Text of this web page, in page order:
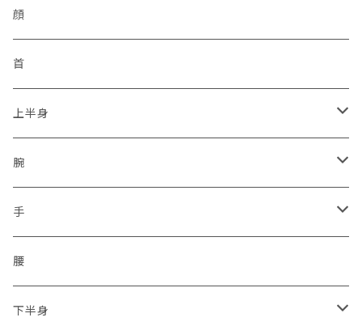
サイドジップ
コンバットソールパターン
タクティカルソールパターン
所属バッジ
反射
ラジオホルスター
ミリタリー
イヤフォン
シークレットサービス
セキュリティポリス
身分証ケース
本革
タテ型
腕章
差込プレート
刺繍
ソックス
車両
無線設備
九州管区
格言
災害復興ブランド「KOKONI KITE」
チャリTシャツ
2016.04.14九州「熊本地震」
2011.03.11東北沖地震「東日本大震災」
通信ネットワーク
二輪・バイク隊
トライク（3輪）・バギー・ジープ隊
非常用トイレ
感染予防
ヘルメット
帽子
顔
首
上半身
ベスト
上着
腕
保護
手
保護
腰
下半身